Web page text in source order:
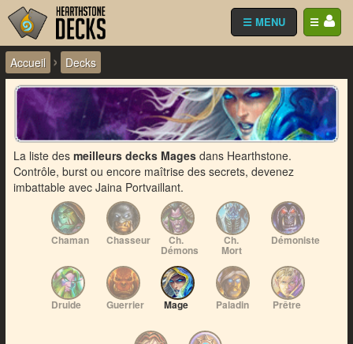
☰
☰ MENU
Accueil › Decks
La liste des meilleurs decks Mages dans Hearthstone.
Contrôle, burst ou encore maîtrise des secrets, devenez
imbattable avec Jaina Portvaillant.
Chaman Chasseur Ch.
Démons
Ch.
Mort
Démoniste
Druide Guerrier Mage Paladin Prêtre